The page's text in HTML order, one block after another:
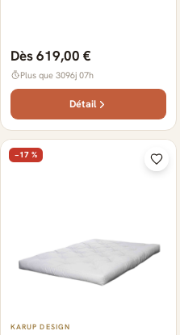
Dès 619,00 €
Plus que 3096j 07h
Détail
−17 %
KARUP DESIGN